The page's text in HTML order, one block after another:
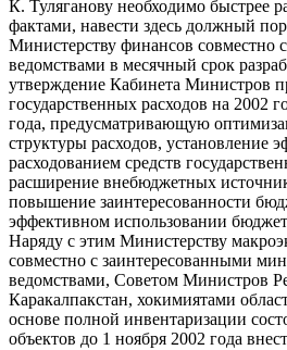
К. Туляганову необходимо быстрее
фактами, навести здесь должный
Министерству финансов совместно
ведомствами в месячный срок
утверждение Кабинета Министров
государственных расходов на 2002
года, предусматривающую
структуры расходов, установление
расходованием средств
расширение внебюджетных
повышение заинтересованности
эффективном использовании
Наряду с этим Министерству
совместно с заинтересованными
ведомствами, Советом Министров
Каракалпакстан, хокимиятами
основе полной инвентаризации
объектов до 1 ноября 2002 года